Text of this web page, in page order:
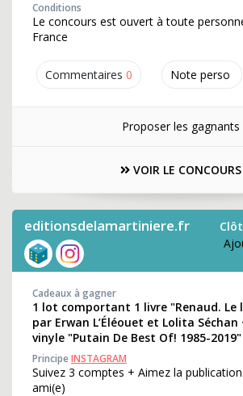
Commentaires 0 Note perso
Conditions
Le concours est ouvert à toute
France
Proposer les gagnants
VOIR LE CONCOURS
editionsdelamartiniere.fr
Cadeaux à gagner
1 lot comportant 1 livre "Renaud. Le
par Erwan L’Éléouet et Lolita
vinyle "Putain De Best Of! 1985-
PrincipeINSTAGRAM
Suivez 3 comptes + Aimez la
ami(e)